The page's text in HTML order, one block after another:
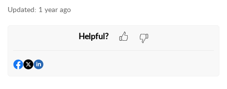
Updated: 1 year ago
Helpful?